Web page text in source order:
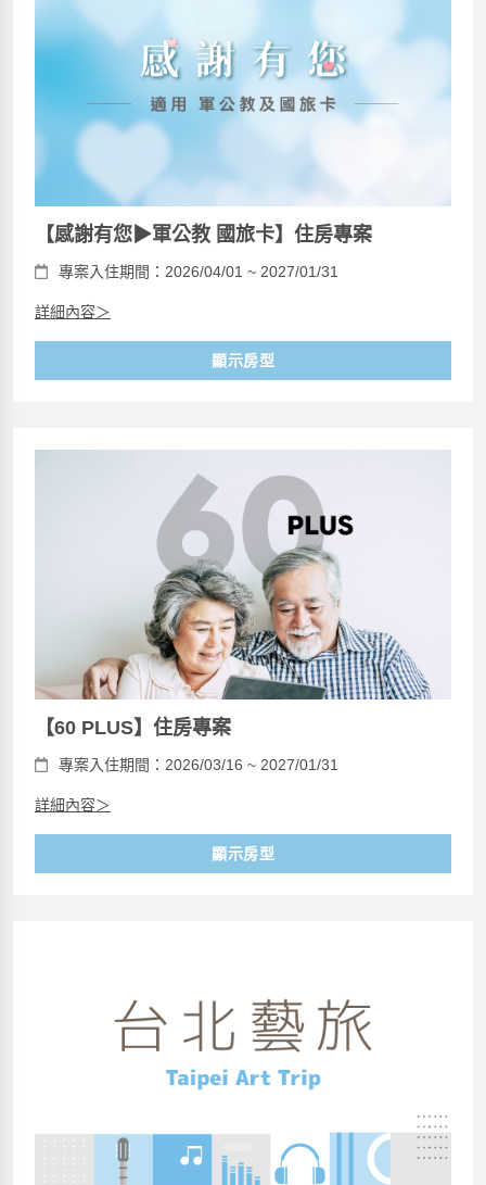
【感謝有您▶軍公教 國旅卡】住房專案
專案入住期間：2026/04/01 ~ 2027/01/31
詳細內容＞
顯示房型
【60 PLUS】住房專案
專案入住期間：2026/03/16 ~ 2027/01/31
詳細內容＞
顯示房型